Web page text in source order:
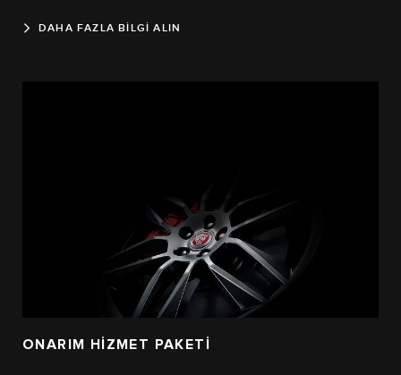
DAHA FAZLA BİLGİ ALIN
ONARIM HİZMET PAKETİ